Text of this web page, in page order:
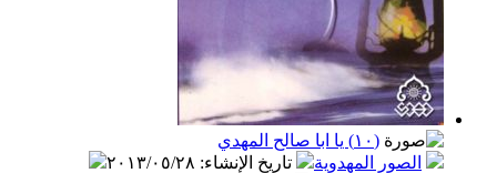
(١٠) يا ابا صالح المهدي
الصور المهدوية
تاريخ الإنشاء: ٢٠١٣/٠٥/٢٨